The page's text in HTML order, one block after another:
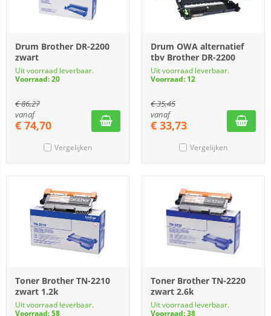
Drum Brother DR-2200
zwart
Uit voorraad leverbaar.
Voorraad: 20
€86,27
vanaf
€ 74,70
Vergelijken
Drum OWA alternatief
tbv Brother DR-2200
Uit voorraad leverbaar.
Voorraad: 12
€35,45
vanaf
€ 33,73
Vergelijken
Toner Brother TN-2210
zwart 1.2k
Uit voorraad leverbaar.
Voorraad: 58
Toner Brother TN-2220
zwart 2.6k
Uit voorraad leverbaar.
Voorraad: 38